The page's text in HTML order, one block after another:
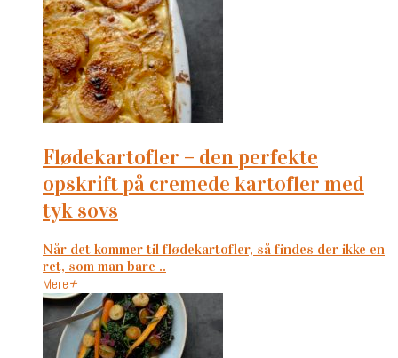
flødekartofler – den perfekte
opskrift på cremede kartofler med
tyk sovs
Når det kommer til flødekartofler, så findes der ikke en
ret, som man bare ..
Mere+